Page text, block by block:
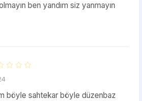
ben yandım siz yanmayın
böyle sahtekar böyle düzenbaz